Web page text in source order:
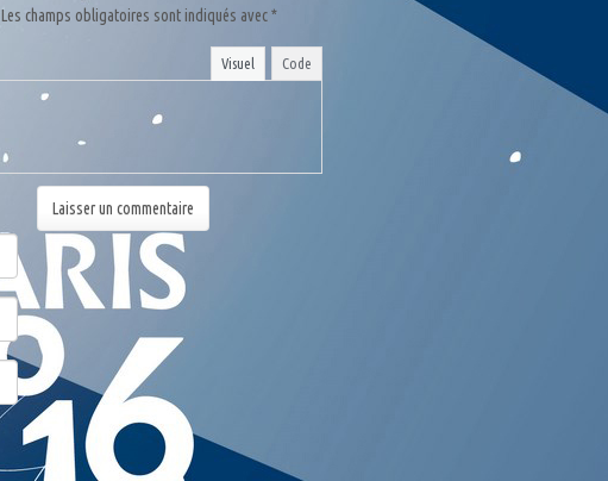
Les champs obligatoires sont indiqués avec*
Visuel Code